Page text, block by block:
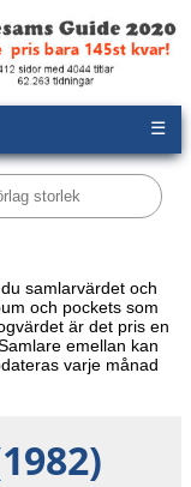
☰
samlarvärdet och
och pockets som
är det pris en
emellan kan
varje månad